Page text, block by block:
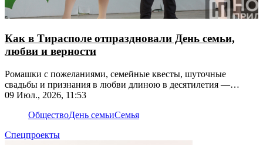
Как в Тирасполе отпраздновали День семьи,
любви и верности
Ромашки с пожеланиями, семейные квесты, шуточные
свадьбы и признания в любви длиною в десятилетия —
собрали самые яркие моменты праздника
09 Июл., 2026, 11:53
ОбществоДень семьиСемья
Спецпроекты